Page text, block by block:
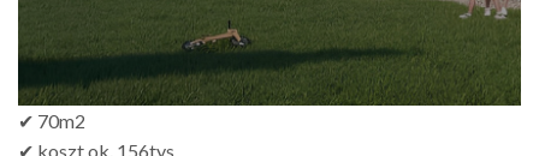
✔ 70m2
✔ koszt ok. 156tys